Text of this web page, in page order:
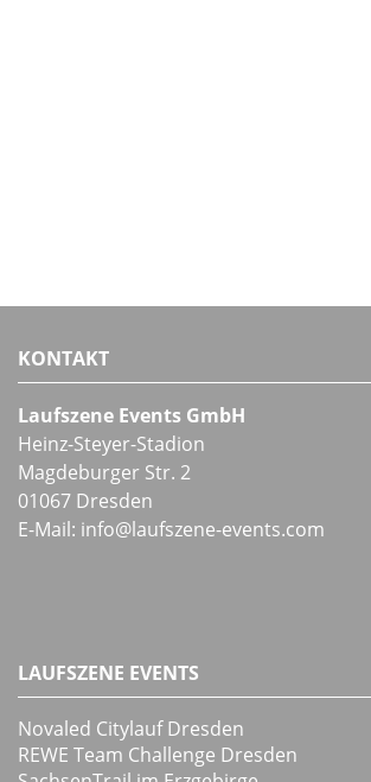
KONTAKT
Laufszene Events GmbH
Heinz-Steyer-Stadion
Magdeburger Str. 2
01067 Dresden
E-Mail: info@laufszene-events.com
LAUFSZENE EVENTS
Novaled Citylauf Dresden
REWE Team Challenge Dresden